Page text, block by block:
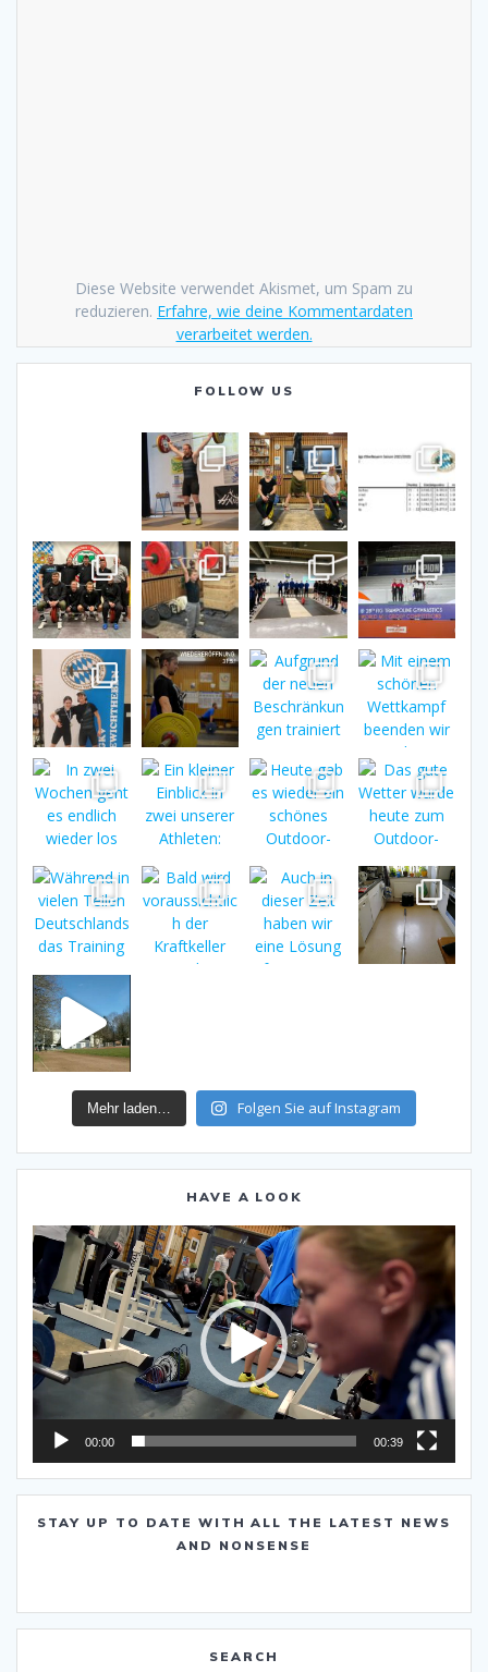
Diese Website verwendet Akismet, um Spam zu
reduzieren. Erfahre, wie deine Kommentardaten
verarbeitet werden.
FOLLOW US
Mehr laden… Folgen Sie auf Instagram
HAVE A LOOK
Video-
Player
00:00 00:39
STAY UP TO DATE WITH ALL THE LATEST NEWS
AND NONSENSE
SEARCH